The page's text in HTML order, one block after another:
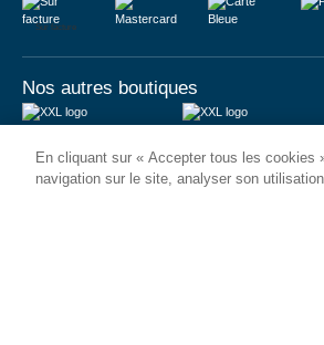
Sur facture
Nos autres boutiques
Königsborner Straße 26a
39175 Biederitz | Deutschland
Vrijheidweg 34
1521RR Wormerveer |
En cliquant sur « Accepter tous les cookies
navigation sur le site, analyser son